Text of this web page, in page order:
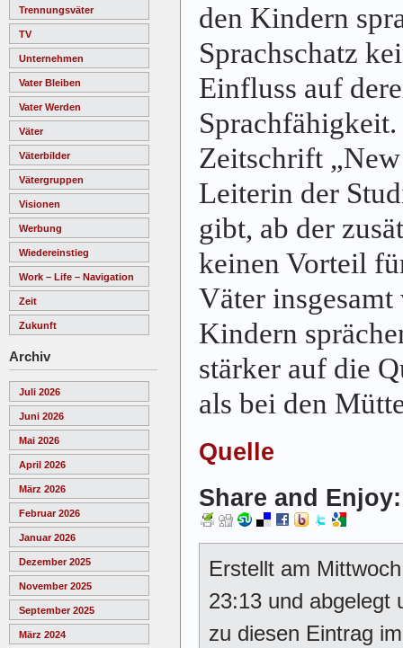
Trennungsväter
TV
Unternehmen
Vater Bleiben
Vater Werden
Väter
Väterbilder
Vätergruppen
Visionen
Werbung
Wiedereinstieg
Work – Life – Navigation
Zeit
Zukunft
Archiv
Juli 2026
Juni 2026
Mai 2026
April 2026
März 2026
Februar 2026
Januar 2026
Dezember 2025
November 2025
September 2025
März 2024
den Kindern
Sprachschatz
Einfluss auf
Zeitschrift
Leiterin der
gibt, ab der
keinen Vorteil
Väter
Kindern
stärker auf die
als bei den
Quelle
Share and Enjoy:
Erstellt am
23:13 und abgelegt
zu diesen Eintrag